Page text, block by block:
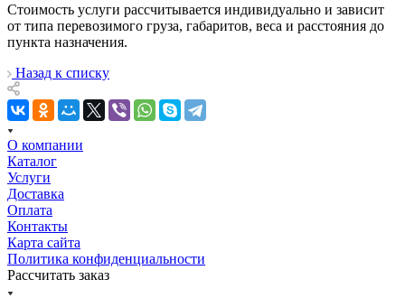
Стоимость услуги рассчитывается индивидуально и зависит
от типа перевозимого груза, габаритов, веса и расстояния до
пункта назначения.
Назад к списку
О компании
Каталог
Услуги
Доставка
Оплата
Контакты
Карта сайта
Политика конфиденциальности
Рассчитать заказ